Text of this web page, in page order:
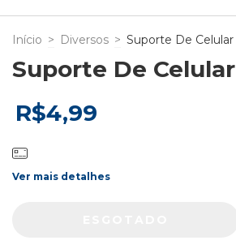
Início > Diversos > Suporte De Celular
Suporte De Celular
R$4,99
Ver mais detalhes